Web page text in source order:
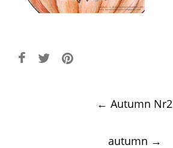
← Autumn Nr2
autumn →